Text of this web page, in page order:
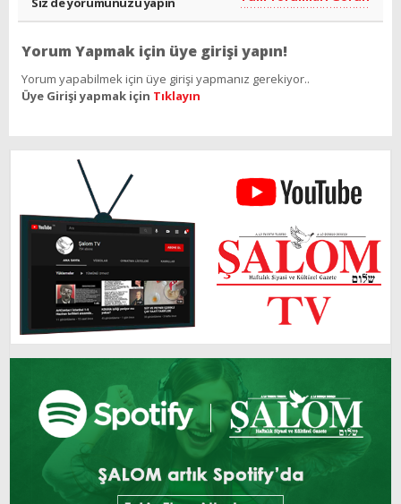
Yorum Yapmak için üye girişi yapın!
Yorum yapabilmek için üye girişi yapmanız gerekiyor..
Üye Girişi yapmak için Tıklayın